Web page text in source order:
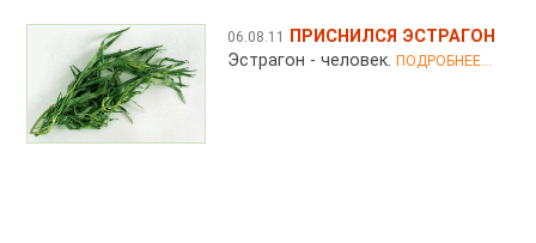
06.08.11
ПРИСНИЛСЯ ЭСТРАГОН
Эстрагон - человек. ПОДРОБНЕЕ...